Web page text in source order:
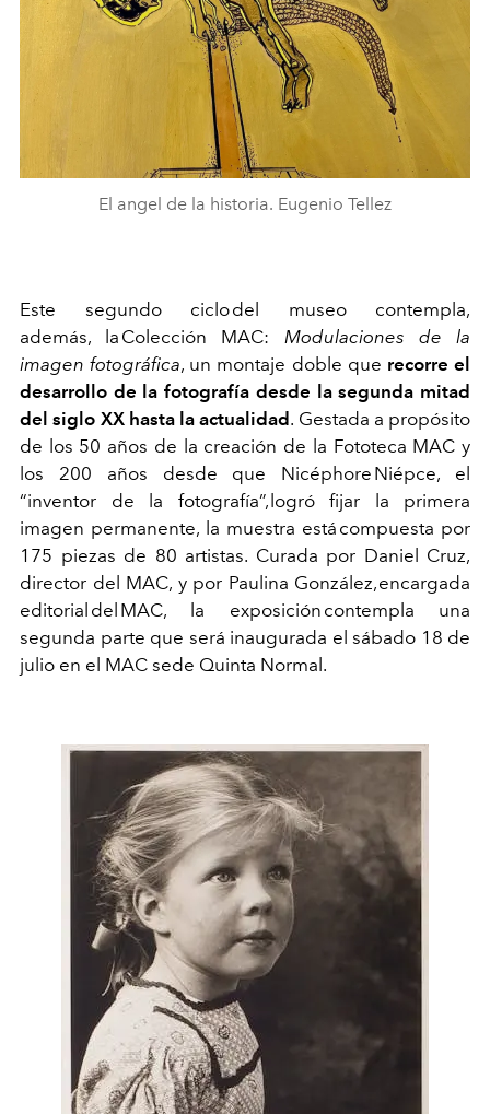
El angel de la historia. Eugenio Tellez
Este segundo ciclo del museo contempla,
además,
la Colección MAC: Modulaciones de la
imagen fotográfica, un montaje doble que recorre el
desarrollo de la fotografía desde la segunda mitad
del siglo XX hasta la actualidad. Gestada a propósito
de los 50 años de la creación de la Fototeca MAC y
los 200 años desde que Nicéphore Niépce, el
“inventor de la fotografía”, logró fijar la primera
imagen permanente, la muestra está compuesta por
175 piezas de 80 artistas. Curada por Daniel Cruz,
director del MAC, y por Paulina González, encargada
editorial del MAC, la exposición contempla una
segunda parte que será inaugurada el sábado 18 de
julio en el MAC sede Quinta Normal.